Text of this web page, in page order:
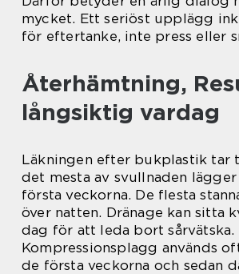
mycket. Ett seriöst upplägg
för eftertanke, inte press eller
Återhämtning,
långsiktig vardag
Läkningen efter bukplastik tar
det mesta av svullnaden
första veckorna. De flesta
över natten. Dränage kan sitta
dag för att leda bort sårvätska.
Kompressionsplagg används
de första veckorna och sedan